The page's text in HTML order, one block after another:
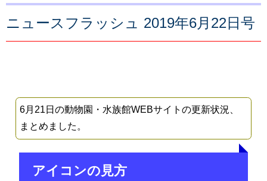
ニュースフラッシュ 2019年6月22日号
6月21日の動物園・水族館WEBサイトの更新状況、
まとめました。
アイコンの見方